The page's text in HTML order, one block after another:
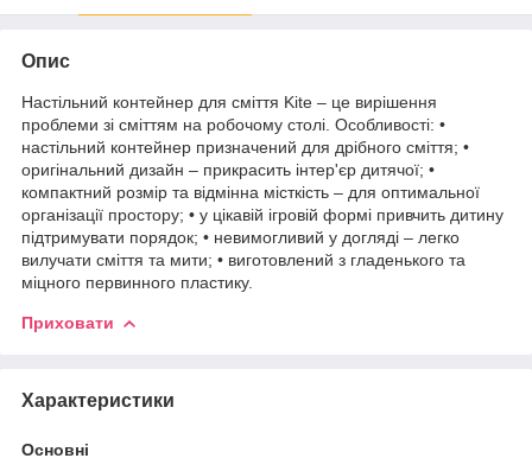
Опис
Настільний контейнер для сміття Kite – це вирішення
проблеми зі сміттям на робочому столі. Особливості: •
настільний контейнер призначений для дрібного сміття; •
оригінальний дизайн – прикрасить інтер'єр дитячої; •
компактний розмір та відмінна місткість – для оптимальної
організації простору; • у цікавій ігровій формі привчить дитину
підтримувати порядок; • невимогливий у догляді – легко
вилучати сміття та мити; • виготовлений з гладенького та
міцного первинного пластику.
Приховати
Характеристики
Основні